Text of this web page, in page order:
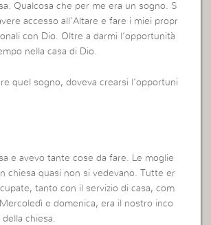
Qualcosa che per me era un sogno. S
accesso all’Altare e fare i miei propr
con Dio. Oltre a darmi l’opportunità
nella casa di Dio.
quel sogno, doveva crearsi l’opportuni
e avevo tante cose da fare. Le moglie
chiesa quasi non si vedevano. Tutte er
tanto con il servizio di casa, com
e domenica, era il nostro inco
chiesa.